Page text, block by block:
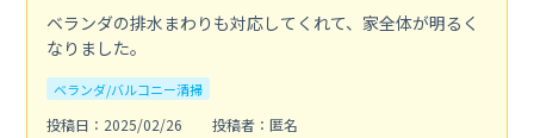
ベランダの排水まわりも対応してくれて、家全体が明るく
なりました。
ベランダ/バルコニー清掃
投稿日：2025/02/26
投稿者：匿名